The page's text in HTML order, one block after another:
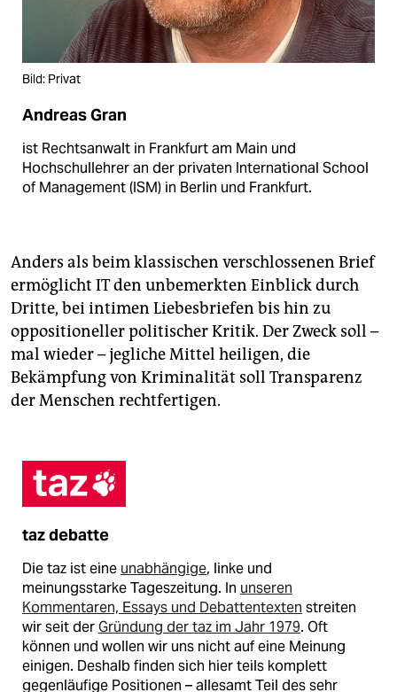
Bild: Privat
Andreas Gran
ist Rechtsanwalt in Frankfurt am Main und
Hochschullehrer an der privaten International School
of Management (ISM) in Berlin und Frankfurt.
Anders als beim klassischen verschlossenen Brief
ermöglicht IT den unbemerkten Einblick durch
Dritte, bei intimen Liebesbriefen bis hin zu
oppositioneller politischer Kritik. Der Zweck soll –
mal wieder – jegliche Mittel heiligen, die
Bekämpfung von Kriminalität soll Transparenz
der Menschen rechtfertigen.
taz debatte
Die taz ist eine unabhängige, linke und
meinungsstarke Tageszeitung. In unseren
Kommentaren, Essays und Debattentexten streiten
wir seit derGründung der taz im Jahr 1979. Oft
können und wollen wir uns nicht auf eine Meinung
einigen. Deshalb finden sich hier teils komplett
gegenläufige Positionen – allesamt Teil des sehr